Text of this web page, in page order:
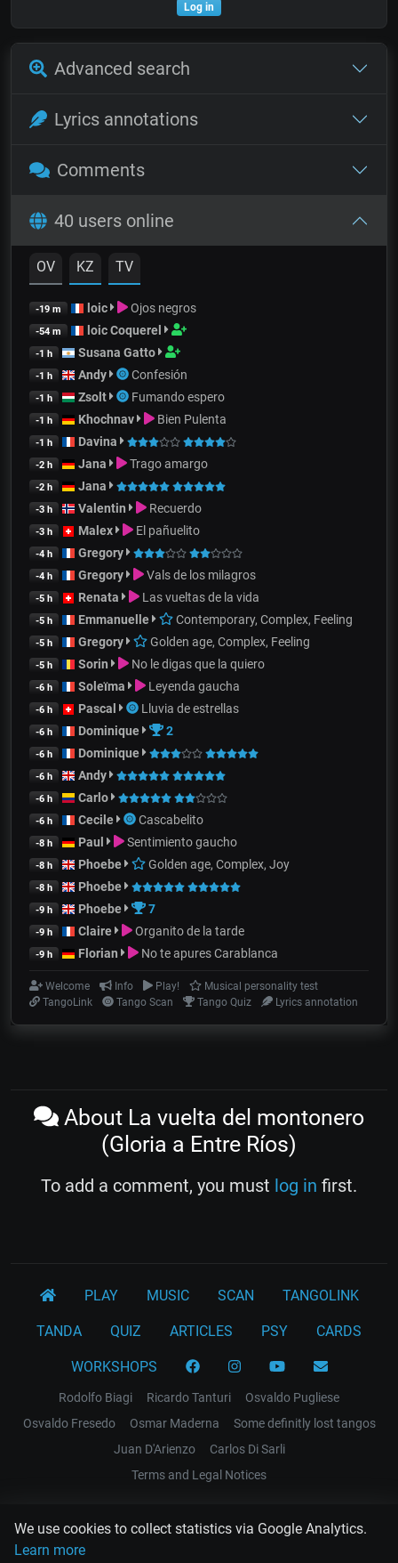
We use cookies to collect statistics via Google Analytics.
Learn more
Log in
Advanced search
Lyrics annotations
Comments
40 users online
OV KZ TV
-19 m loic Ojos negros
-54 m loic Coquerel
-1 h Susana Gatto
-1 h Andy Confesión
-1 h Zsolt Fumando espero
-1 h Khochnav Bien Pulenta
-1 h Davina
-2 h Jana Trago amargo
-2 h Jana
-3 h Valentin Recuerdo
-3 h Malex El pañuelito
-4 h Gregory
-4 h Gregory Vals de los milagros
-5 h Renata Las vueltas de la vida
-5 h Emmanuelle Contemporary, Complex, Feeling
-5 h Gregory Golden age, Complex, Feeling
-5 h Sorin No le digas que la quiero
-6 h Soleïma Leyenda gaucha
-6 h Pascal Lluvia de estrellas
-6 h Dominique 2
-6 h Dominique
-6 h Andy
-6 h Carlo
-6 h Cecile Cascabelito
-8 h Paul Sentimiento gaucho
-8 h Phoebe Golden age, Complex, Joy
-8 h Phoebe
-9 h Phoebe 7
-9 h Claire Organito de la tarde
-9 h Florian No te apures Carablanca
Welcome Info Play!
Musical personality test
TangoLink
Tango Scan Tango Quiz Lyrics annotation
About La vuelta del montonero
(Gloria a Entre Ríos)
To add a comment, you must log in first.
PLAY MUSIC SCAN TANGOLINK
TANDA QUIZ ARTICLES PSY CARDS
WORKSHOPS
Rodolfo Biagi Ricardo Tanturi
Osvaldo Pugliese
Osvaldo Fresedo
Osmar Maderna
Some definitly lost tangos
Juan D'Arienzo
Carlos Di Sarli
Terms and Legal Notices
EL RECODO TANGO